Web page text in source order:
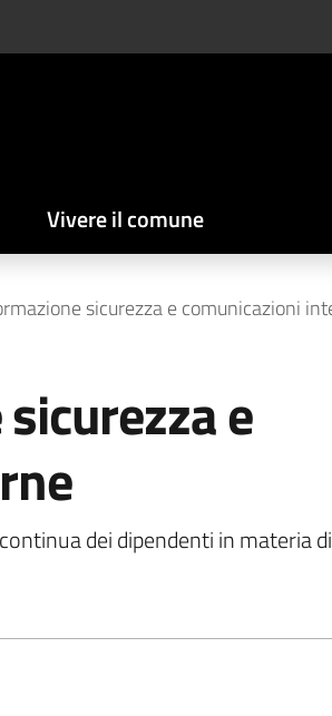
Vivere il comune
sicurezza e comunicazioni
e
dei dipendenti in materia di